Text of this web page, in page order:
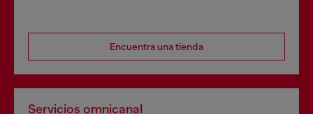
Encuentra una tienda
Servicios omnicanal